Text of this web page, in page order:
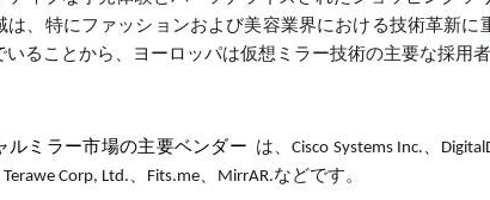
は、特にファッションおよび美容業界における技術革新
いることから、ヨーロッパは仮想ミラー技術の主要な採用
ルミラー市場の主要ベンダー は、Cisco Systems Inc.、
Corp, Ltd.、Fits.me、MirrAR.などです。